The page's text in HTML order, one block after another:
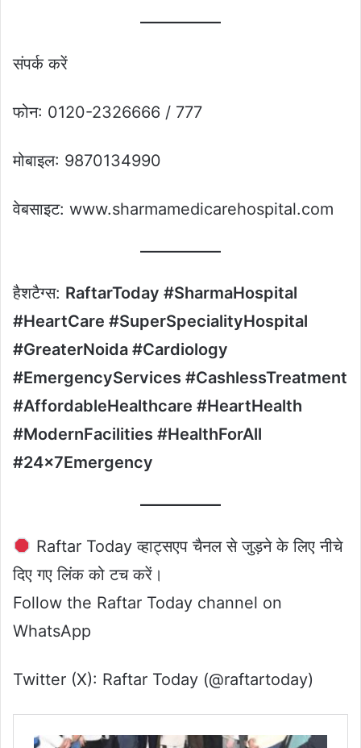
संपर्क करें
फोन: 0120-2326666 / 777
मोबाइल: 9870134990
वेबसाइट: www.sharmamedicarehospital.com
हैशटैग्स: RaftarToday #SharmaHospital
#HeartCare #SuperSpecialityHospital
#GreaterNoida #Cardiology
#EmergencyServices #CashlessTreatment
#AffordableHealthcare #HeartHealth
#ModernFacilities #HealthForAll
#24x7Emergency
Raftar Today व्हाट्सएप चैनल से जुड़ने के लिए नीचे
दिए गए लिंक को टच करें।
Follow the Raftar Today channel on
WhatsApp
Twitter (X): Raftar Today (@raftartoday)